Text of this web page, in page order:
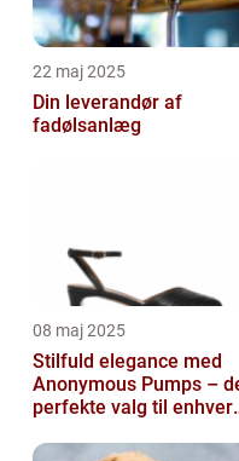
22 maj 2025
Din leverandør af
fadølsanlæg
08 maj 2025
Stilfuld elegance med
Anonymous Pumps –
perfekte valg til enhver